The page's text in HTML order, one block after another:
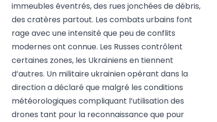
immeubles éventrés, des rues jonchées de débris,
des cratères partout. Les combats urbains font
rage avec une intensité que peu de conflits
modernes ont connue. Les Russes contrôlent
certaines zones, les Ukrainiens en tiennent
d’autres. Un militaire ukrainien opérant dans la
direction a déclaré que malgré les conditions
météorologiques compliquant l’utilisation des
drones tant pour la reconnaissance que pour